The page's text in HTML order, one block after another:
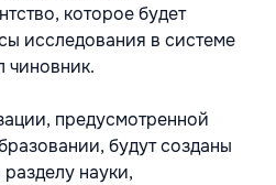
которое будет
исследования в системе
чиновник.
предусмотренной
будут созданы
науки,